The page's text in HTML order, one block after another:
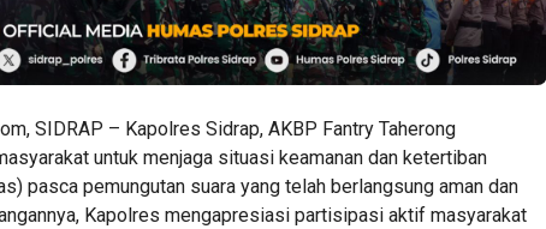
SIDRAP – Kapolres Sidrap, AKBP Fantry Taherong
untuk menjaga situasi keamanan dan ketertiban
pasca pemungutan suara yang telah berlangsung aman dan
Kapolres mengapresiasi partisipasi aktif masyarakat